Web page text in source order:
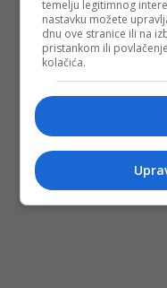
temelju legitimnog
nastavku možete
dnu ove stranice ili na
pristankom ili
kolačića.